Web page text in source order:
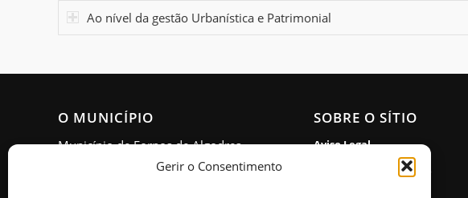
Gerir o Consentimento
Ao nível da gestão Urbanística e Patrimonial
O MUNICÍPIO
Município de Fornos de Algodres
Morada: Estrada Nacional 16,
SOBRE O SÍTIO
Aviso Legal
Política de Privacidade